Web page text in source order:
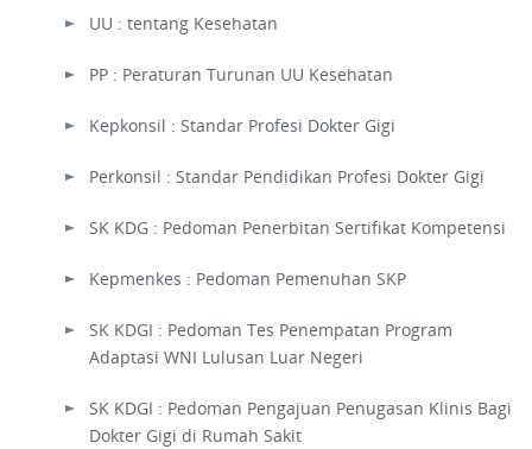
UU : tentang Kesehatan
PP : Peraturan Turunan UU Kesehatan
Kepkonsil : Standar Profesi Dokter Gigi
Perkonsil : Standar Pendidikan Profesi Dokter Gigi
SK KDG : Pedoman Penerbitan Sertifikat Kompetensi
Kepmenkes : Pedoman Pemenuhan SKP
SK KDGI : Pedoman Tes Penempatan Program
Adaptasi WNI Lulusan Luar Negeri
SK KDGI : Pedoman Pengajuan Penugasan Klinis Bagi
Dokter Gigi di Rumah Sakit